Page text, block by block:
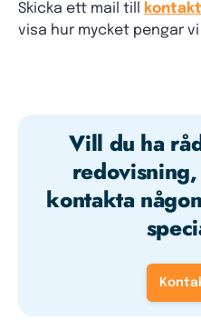
Skicka ett mail till
visa hur mycket pengar
Vill du ha
kontakta